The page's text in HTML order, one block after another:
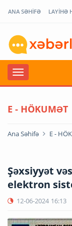
ANA SƏHİFƏ LAYİHƏ
E - HÖKUMƏT
Ana Səhifə E -
Şəxsiyyət
elektron
12-06-2024 16:13